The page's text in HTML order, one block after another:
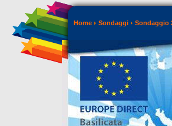
Home Sondaggi Sondaggio